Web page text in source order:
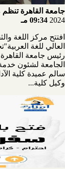
جامعة القاهرة تنظم
2024 09:34 مـ
افتتح مركز اللغة
العالي للغة
رئيس جامعة
الجامعة لشئون خدمة
سالم عميدة كلية
وكيل كلية...